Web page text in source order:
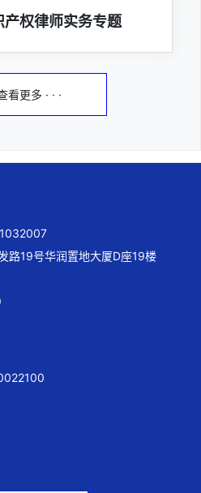
权律师实务专题
看更多 · · ·
路19号华润置地大厦D座19楼